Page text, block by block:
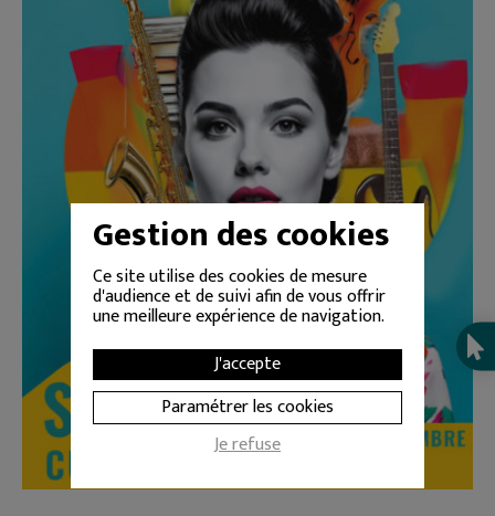
Une année culturelle riche à Donzère : 60 événements
gratuits* à découvrir !
Gestion des cookies
Ce site utilise des cookies de mesure
d'audience et de suivi afin de vous offrir
une meilleure expérience de navigation.
J'accepte
Paramétrer les cookies
Je refuse